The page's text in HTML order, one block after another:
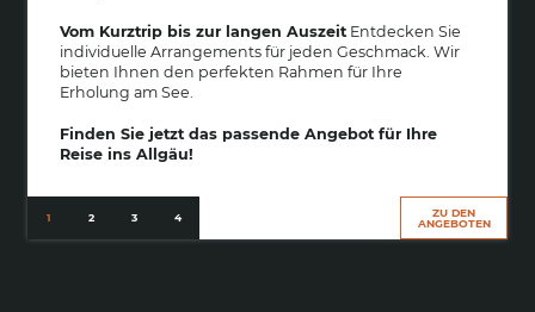
Vom Kurztrip bis zur langen AuszeitEntdecken Sie
individuelle Arrangements für jeden Geschmack. Wir
bieten Ihnen den perfekten Rahmen für Ihre
Erholung am See.
Finden Sie jetzt das passende Angebot für Ihre
Reise ins Allgäu!
ZU DEN
ANGEBOTEN